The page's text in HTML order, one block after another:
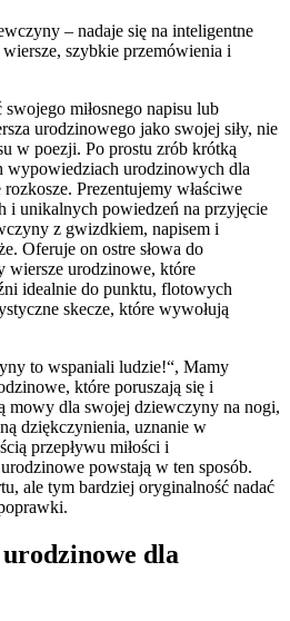
– nadaje się na inteligentne
szybkie przemówienia i
miłosnego napisu lub
urodzinowego jako swojej siły, nie
w poezji. Po prostu zrób krótką
wypowiedziach urodzinowych dla
Prezentujemy właściwe
i unikalnych powiedzeń na przyjęcie
z gwizdkiem, napisem i
Oferuje on ostre słowa do
wiersze urodzinowe, które
idealnie do punktu, flotowych
skecze, które wywołują
to wspaniali ludzie!“, Mamy
które poruszają się i
mowy dla swojej dziewczyny na nogi,
dziękczynienia, uznanie w
przepływu miłości i
powstają w ten sposób.
ale tym bardziej oryginalność nadać
dla